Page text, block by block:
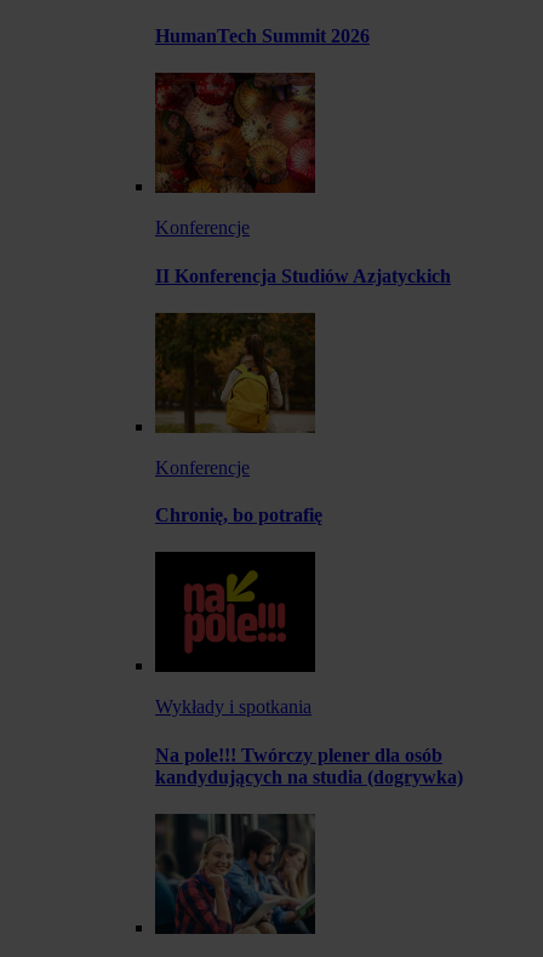
HumanTech Summit 2026
Konferencje
II Konferencja Studiów Azjatyckich
Konferencje
Chronię, bo potrafię
Wykłady i spotkania
Na pole!!! Twórczy plener dla osób
kandydujących na studia (dogrywka)